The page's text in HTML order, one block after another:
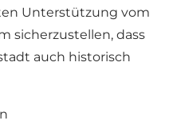
Unterstützung vom
sicherzustellen, dass
auch historisch